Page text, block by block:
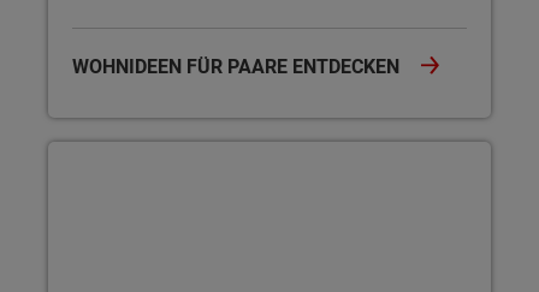
WOHNIDEEN FÜR PAARE ENTDECKEN